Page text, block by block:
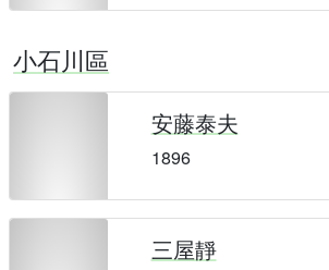
小石川區
安藤泰夫
1896
三屋靜